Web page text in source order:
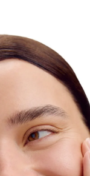
Ursprung der
der SymRise AG,